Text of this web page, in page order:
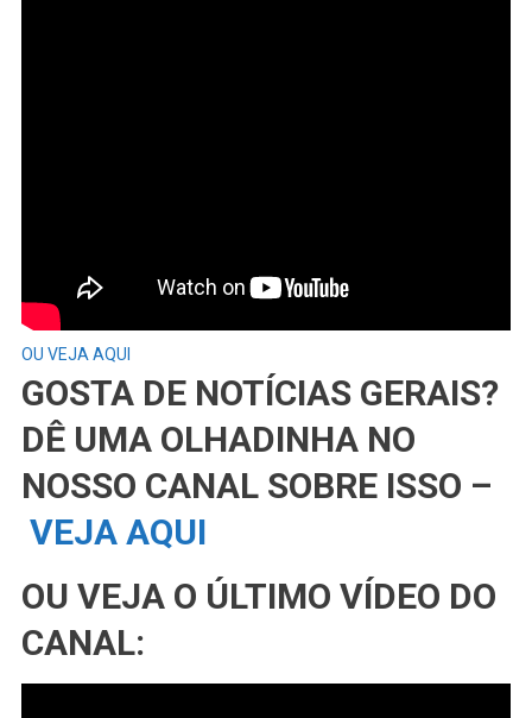
OU VEJA AQUI
GOSTA DE NOTÍCIAS GERAIS?
DÊ UMA OLHADINHA NO
NOSSO CANAL SOBRE ISSO –
VEJA AQUI
OU VEJA O ÚLTIMO VÍDEO DO
CANAL: